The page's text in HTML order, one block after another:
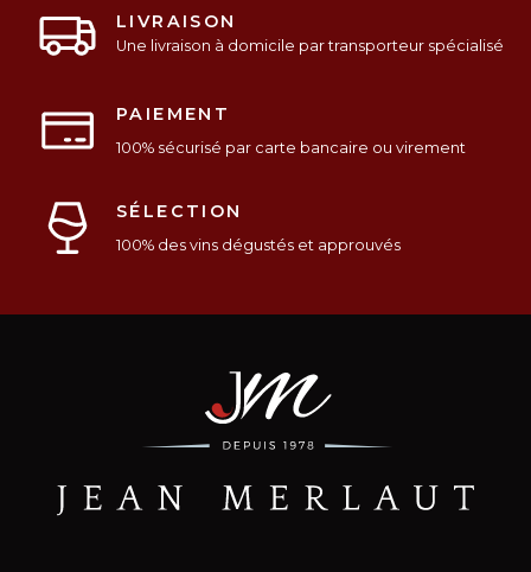
LIVRAISON
Une livraison à domicile par transporteur spécialisé
PAIEMENT
100% sécurisé par carte bancaire ou virement
SÉLECTION
100% des vins dégustés et approuvés